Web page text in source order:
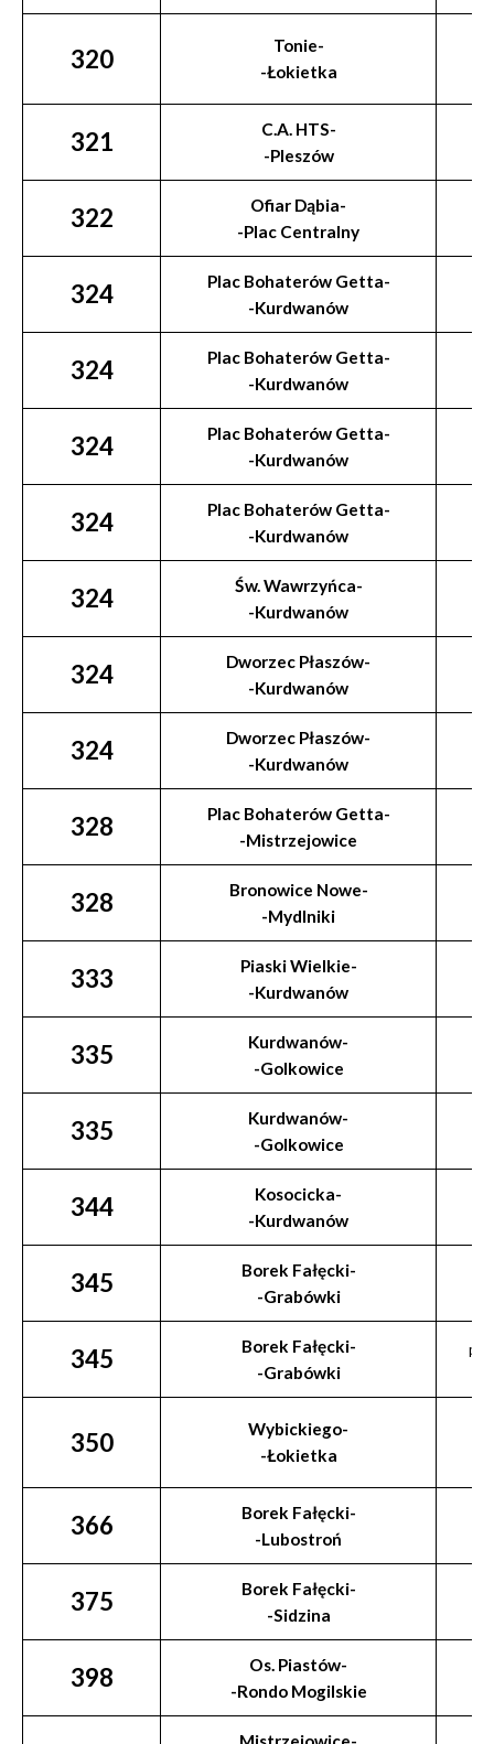
320
Tonie-
-Łokietka
321
C.A. HTS-
-Pleszów
322
Ofiar Dąbia-
-Plac Centralny
324
Plac Bohaterów Getta-
-Kurdwanów
324
Plac Bohaterów Getta-
-Kurdwanów
324
Plac Bohaterów Getta-
-Kurdwanów
324
Plac Bohaterów Getta-
-Kurdwanów
324
Św. Wawrzyńca-
-Kurdwanów
324
Dworzec Płaszów-
-Kurdwanów
324
Dworzec Płaszów-
-Kurdwanów
328
Plac Bohaterów Getta-
-Mistrzejowice
328
Bronowice Nowe-
-Mydlniki
333
Piaski Wielkie-
-Kurdwanów
335
Kurdwanów-
-Golkowice
335
Kurdwanów-
-Golkowice
344
Kosocicka-
-Kurdwanów
345
Borek Fałęcki-
-Grabówki
345
Borek Fałęcki-
-Grabówki
350
Wybickiego-
-Łokietka
366
Borek Fałęcki-
-Lubostroń
375
Borek Fałęcki-
-Sidzina
398
Os. Piastów-
-Rondo Mogilskie